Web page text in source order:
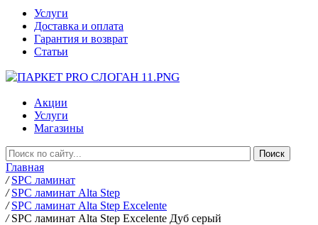
Услуги
Доставка и оплата
Гарантия и возврат
Статьи
Акции
Услуги
Магазины
Главная
/ SPC ламинат
/ SPC ламинат Alta Step
/ SPC ламинат Alta Step Excelente
/ SPC ламинат Alta Step Excelente Дуб серый